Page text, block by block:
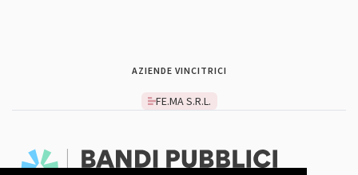
AZIENDE VINCITRICI
FE.MA S.R.L.